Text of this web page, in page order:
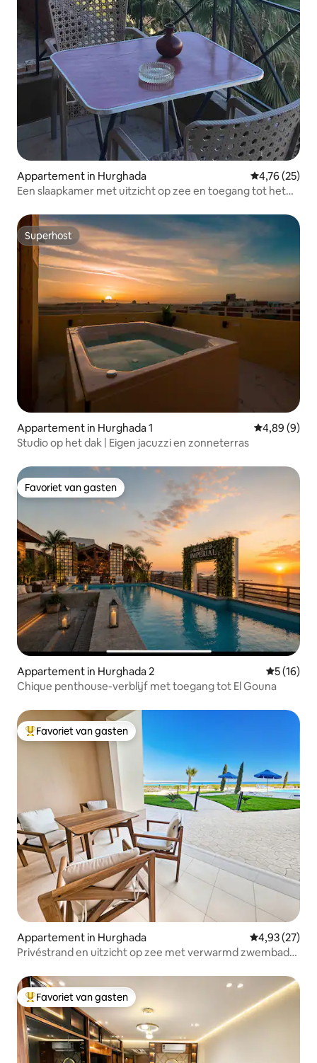
Appartement in Hurghada Gemiddelde
4,76 (25)
Een slaapkamer met uitzicht op zee en toegang tot het
Superhost
Superhost
Appartement in Hurghada 1 Gemiddelde
4,89 (9)
Studio op het dak | Eigen jacuzzi en zonneterras
Favoriet van gasten
Favoriet van gasten
Appartement in Hurghada 2
5 (16)
Chique penthouse-verblijf met toegang tot El Gouna
Topfavoriet van gasten
Favoriet van gasten
Appartement in Hurghada Gemiddelde
4,93 (27)
Privéstrand en uitzicht op zee met verwarmd zwembad
Topfavoriet van gasten
Favoriet van gasten